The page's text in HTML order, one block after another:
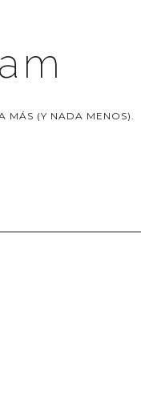
MÁS (Y NADA MENOS).